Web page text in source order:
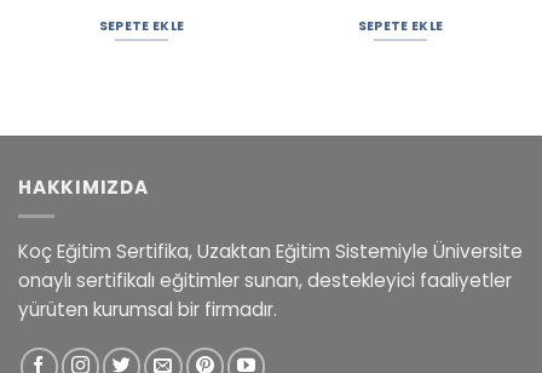
SEPETE EKLE SEPETE EKLE
HAKKIMIZDA
Koç Eğitim Sertifika, Uzaktan Eğitim Sistemiyle Üniversite
onaylı sertifikalı eğitimler sunan, destekleyici faaliyetler
yürüten kurumsal bir firmadır.